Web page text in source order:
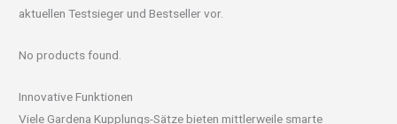
aktuellen Testsieger und Bestseller vor.
No products found.
Innovative Funktionen
Viele Gardena Kupplungs-Sätze bieten mittlerweile smarte